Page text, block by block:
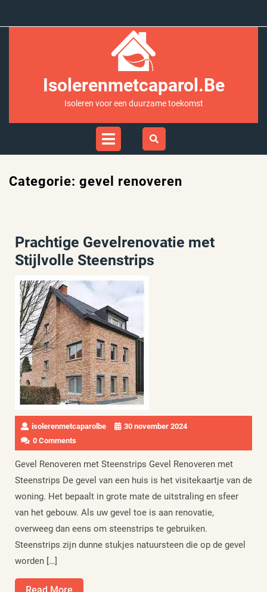
Isolerenmetcaparol.be
Isoleren voor een duurzame toekomst
Open
Categorie: gevel renoveren
Prachtige Gevelrenovatie met
Stijlvolle Steenstrips
isolerenmetcaparolbe
30 november 2024
0 Comments
Gevel Renoveren met Steenstrips Gevel Renoveren met
Steenstrips De gevel van een huis is het visitekaartje van de
woning. Het bepaalt in grote mate de uitstraling en sfeer
van het gebouw. Als uw gevel toe is aan renovatie,
overweeg dan eens om steenstrips te gebruiken.
Steenstrips zijn dunne stukjes natuursteen die op de gevel
worden […]